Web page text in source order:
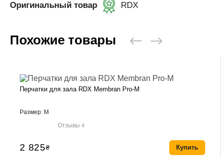
Оригинальный товар RDX
Похожие товары
Перчатки для зала RDX Membran Pro-M
Размер: M
Отзывы4
2 825₴ Купить